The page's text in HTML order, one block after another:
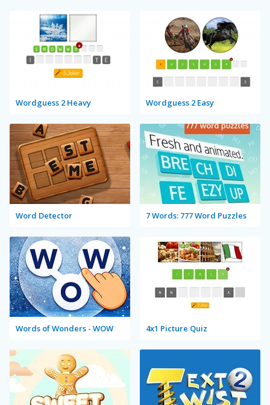
Wordguess 2 Heavy Wordguess 2 Easy
Word Detector 7 Words: 777 Word Puzzles
Words of Wonders - WOW 4x1 Picture Quiz